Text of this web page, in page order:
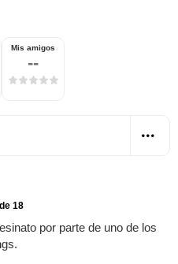
Mis amigos
--
18
por parte de uno de los